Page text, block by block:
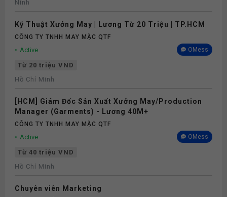
Ninh
Kỹ Thuật Xưởng May | Lương Từ 20 Triệu | TP.HCM
CÔNG TY TNHH MAY MẶC QTF
Active OMess
Từ 20 triệu VND
Hồ Chí Minh
[HCM] Giám Đốc Sản Xuất Xưởng May/Production
Manager (Garments) - Lương 40M+
CÔNG TY TNHH MAY MẶC QTF
Active OMess
Từ 40 triệu VND
Hồ Chí Minh
Chuyên viên Marketing